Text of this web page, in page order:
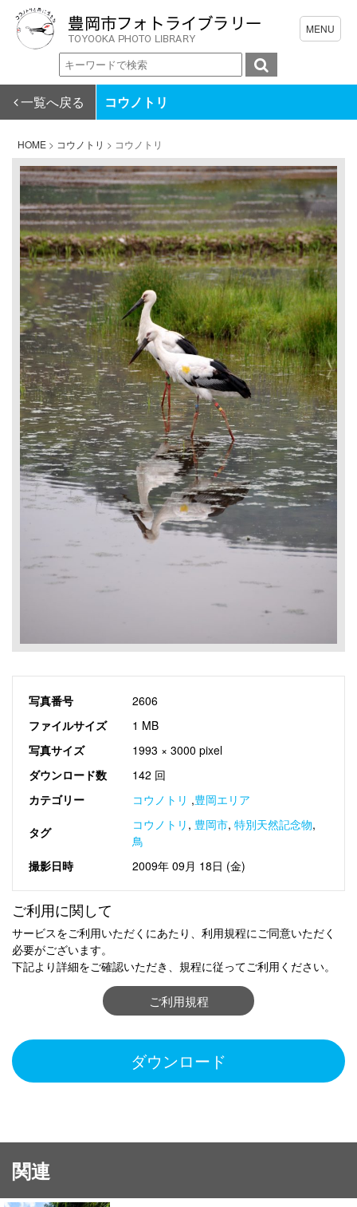
一覧へ戻る コウノトリ
HOME > コウノトリ > コウノトリ
写真番号
2606
ファイルサイズ
1 MB
写真サイズ
1993 × 3000 pixel
ダウンロード数
142 回
カテゴリー
コウノトリ ,豊岡エリア
タグ コウノトリ , 豊岡市, 特別天然記念物,
鳥
撮影日時
2009年 09月 18日 (金)
ご利用に関して
サービスをご利用いただくにあたり、利用規程にご同意いただく
必要がございます。
下記より詳細をご確認いただき、規程に従ってご利用ください。
ご利用規程
ダウンロード
関連